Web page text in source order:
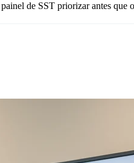
de SST priorizar antes que